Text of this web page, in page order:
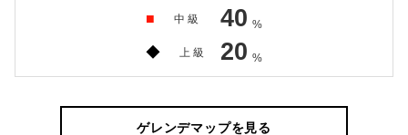
■ 中 級 40 %
◆ 上 級 20 %
ゲレンデマップを見る